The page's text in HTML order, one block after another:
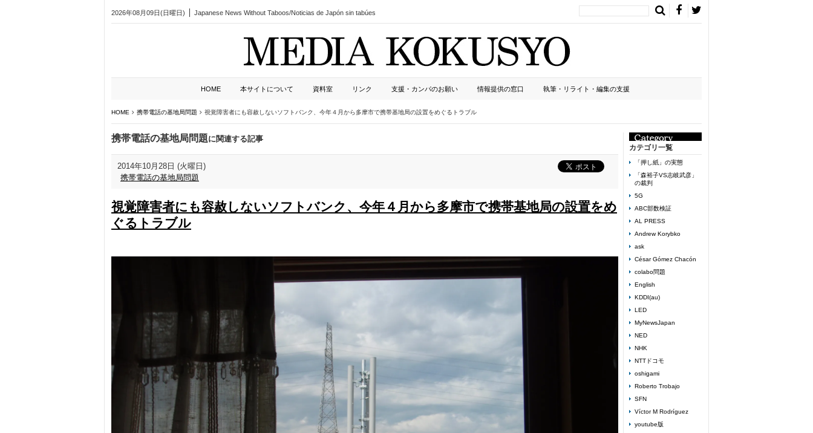
2026年08月09日(日曜日) Japanese News Without Taboos/Noticias de Japón sin tabúes
HOME 本サイトについて 資料室 リンク 支援・カンパのお願い 情報提供の窓口 執筆・リライト・編集の支援
HOME 携帯電話の基地局問題 視覚障害者にも容赦しないソフトバンク、今年４月から多摩市で携帯基地局の設置をめぐるトラブル
携帯電話の基地局問題に関連する記事
2014年10月28日 (火曜日)
携帯電話の基地局問題
視覚障害者にも容赦しないソフトバンク、今年４月から多摩市で携帯基地局の設置をめ
ぐるトラブル
カテゴリ一覧
「押し紙」の実態
「森裕子VS志岐武彦」
の裁判
5G
ABC部数検証
AL PRESS
Andrew Korybko
ask
César Gómez Chacón
colabo問題
English
KDDI(au)
LED
MyNewsJapan
NED
NHK
NTTドコモ
oshigami
Roberto Trobajo
SFN
Víctor M Rodríguez
youtube版